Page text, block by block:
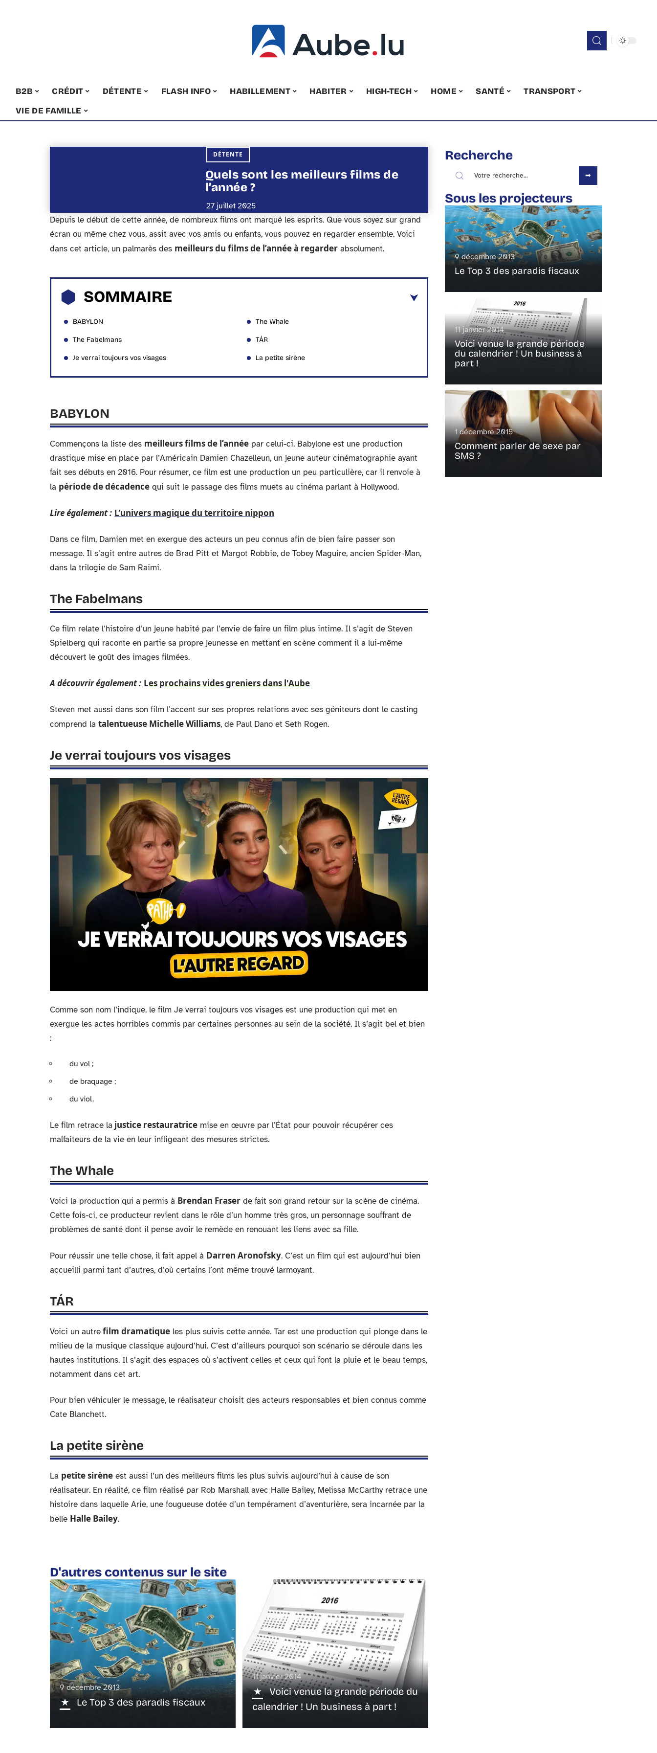
B2B CRÉDIT DÉTENTE FLASH INFO HABILLEMENT HABITER HIGH-TECH HOME SANTÉ
TRANSPORT
VIE DE FAMILLE
DÉTENTE
Quels sont les meilleurs films de
l’année ?
27 juillet 2025
Depuis le début de cette année, de nombreux films ont marqué les esprits. Que vous soyez sur grand
écran ou même chez vous, assit avec vos amis ou enfants, vous pouvez en regarder ensemble. Voici
dans cet article, un palmarès des meilleurs du films de l’année à regarder absolument.
SOMMAIRE
BABYLON
The Fabelmans
Je verrai toujours vos visages
The Whale
TÁR
La petite sirène
BABYLON
Commençons la liste des meilleurs films de l’année par celui-ci. Babylone est une production
drastique mise en place par l’Américain Damien Chazelleun, un jeune auteur cinématographie ayant
fait ses débuts en 2016. Pour résumer, ce film est une production un peu particulière, car il renvoie à
la période de décadence qui suit le passage des films muets au cinéma parlant à Hollywood.
Lire également : L’univers magique du territoire nippon
Dans ce film, Damien met en exergue des acteurs un peu connus afin de bien faire passer son
message. Il s’agit entre autres de Brad Pitt et Margot Robbie, de Tobey Maguire, ancien Spider-Man,
dans la trilogie de Sam Raimi.
The Fabelmans
Ce film relate l’histoire d’un jeune habité par l’envie de faire un film plus intime. Il s’agit de Steven
Spielberg qui raconte en partie sa propre jeunesse en mettant en scène comment il a lui-même
découvert le goût des images filmées.
A découvrir également : Les prochains vides greniers dans l'Aube
Steven met aussi dans son film l’accent sur ses propres relations avec ses géniteurs dont le casting
comprend la talentueuse Michelle Williams, de Paul Dano et Seth Rogen.
Je verrai toujours vos visages
Comme son nom l’indique, le film Je verrai toujours vos visages est une production qui met en
exergue les actes horribles commis par certaines personnes au sein de la société. Il s’agit bel et bien
:
du vol ;
de braquage ;
du viol.
Le film retrace la justice restauratrice mise en œuvre par l’État pour pouvoir récupérer ces
malfaiteurs de la vie en leur infligeant des mesures strictes.
The Whale
Voici la production qui a permis à Brendan Fraser de fait son grand retour sur la scène de cinéma.
Cette fois-ci, ce producteur revient dans le rôle d’un homme très gros, un personnage souffrant de
problèmes de santé dont il pense avoir le remède en renouant les liens avec sa fille.
Pour réussir une telle chose, il fait appel à Darren Aronofsky. C’est un film qui est aujourd’hui bien
accueilli parmi tant d’autres, d’où certains l’ont même trouvé larmoyant.
TÁR
Voici un autrefilm dramatique les plus suivis cette année. Tar est une production qui plonge dans le
milieu de la musique classique aujourd’hui. C’est d’ailleurs pourquoi son scénario se déroule dans les
hautes institutions. Il s’agit des espaces où s’activent celles et ceux qui font la pluie et le beau temps,
notamment dans cet art.
Pour bien véhiculer le message, le réalisateur choisit des acteurs responsables et bien connus comme
Cate Blanchett.
La petite sirène
La petite sirène est aussi l’un des meilleurs films les plus suivis aujourd’hui à cause de son
réalisateur. En réalité, ce film réalisé par Rob Marshall avec Halle Bailey, Melissa McCarthy retrace une
histoire dans laquelle Arie, une fougueuse dotée d’un tempérament d’aventurière, sera incarnée par la
belle Halle Bailey.
D'autres contenus sur le site
9 décembre 2013
Le Top 3 des paradis fiscaux
11 janvier 2014
Voici venue la grande période du
calendrier ! Un business à part !
Recherche
Sous les projecteurs
9 décembre 2013
Le Top 3 des paradis fiscaux
11 janvier 2014
Voici venue la grande période
du calendrier ! Un business à
part !
1 décembre 2015
Comment parler de sexe par
SMS ?